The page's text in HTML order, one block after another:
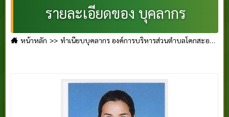
รายละเอียดของ บุคลากร
หน้าหลัก ทำเนียบบุคลากร องค์การบริหารส่วนตำบลโคกสะอาด